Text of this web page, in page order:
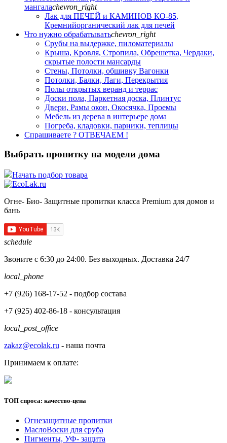
мангалаchevron_right
Лак для ПЕЧЕЙ и КАМИНОВ КО-85,
Кремнийорганический лак для печей
Что нужно обрабатыватьchevron_right
Срубы на выдержке, пиломатериалы
Крыша, Кровля, Стропила, Обрешетка, Чердаки,
скрытые полости мансарды
Стены, Потолки, обшивку Вагонки
Потолки, Балки, Лаги, Перекрытия
Полы открытых веранд и террас
Доски пола, Паркетная доска, Плинтус
Двери, Рамы окон, Окосячка, Проемы
Мебель из дерева в интерьере дома
Погреба, кладовки, парники, теплицы
Спрашиваете ? ОТВЕЧАЕМ !
Выбрать пропитку на модели дома
Начать подбор товара
Огне- Био- Защитные пропитки класса Premium для домов и
бань
schedule
Звоните с 6:30 до 24:00. Без выходных. Доставка 24/7
local_phone
+7 (926) 168-17-52 - подбор состава
+7 (925) 402-86-18 - консультация
local_post_office
zakaz@ecolak.ru - наша почта
Принимаем к оплате:
ТОП спроса: качество-цена
Огнезащитные пропитки
МаслоВоски для сруба
Пигменты, УФ- защита